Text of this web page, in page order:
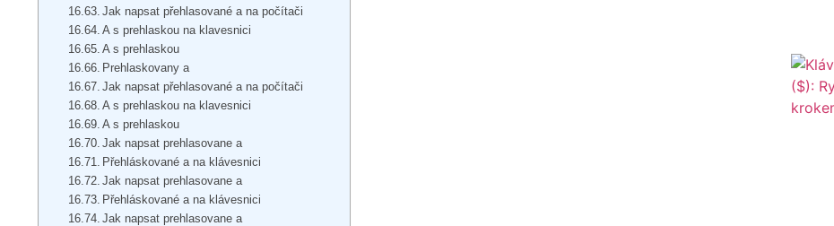
Jak napsat přehlasované a na počítači
A s prehlaskou na klavesnici
A s prehlaskou
Prehlaskovany a
Jak napsat přehlasované a na počítači
A s prehlaskou na klavesnici
A s prehlaskou
Jak napsat prehlasovane a
Přehláskované a na klávesnici
Jak napsat prehlasovane a
Přehláskované a na klávesnici
Jak napsat prehlasovane a